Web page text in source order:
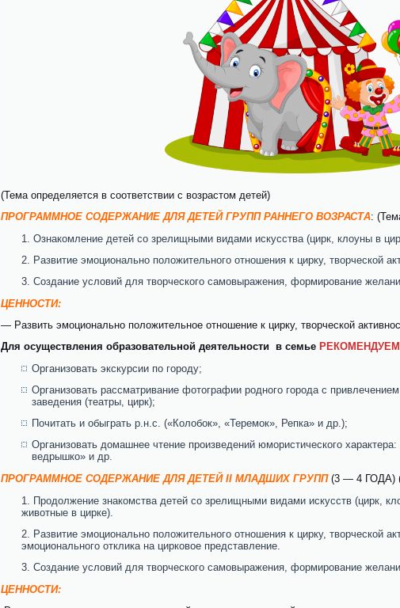
(Тема определяется в соответствии с возрастом детей)
ПРОГРАММНОЕ СОДЕРЖАНИЕ ДЛЯ ДЕТЕЙ ГРУПП РАННЕГО ВОЗРАСТА:
Ознакомление детей со зрелищными видами искусства (цирк, клоуны в
Развитие эмоционально положительного отношения к цирку, творческой
Создание условий для творческого самовыражения, формирование
ЦЕННОСТИ:
— Развить эмоционально положительное отношение к цирку, творческой
Для осуществления образовательной деятельности в семье
Организовать экскурсии по городу;
Организовать рассматривание фотографии родного города с
заведения (театры, цирк);
Почитать и обыграть р.н.с. («Колобок», «Теремок», Репка» и др.);
Организовать домашнее чтение произведений юмористического
ведрышко» и др.
ПРОГРАММНОЕ СОДЕРЖАНИЕ ДЛЯ ДЕТЕЙ II МЛАДШИХ ГРУПП(3 — 4 ГОДА)
Продолжение знакомства детей со зрелищными видами искусств (цирк,
животные в цирке).
Развитие эмоционально положительного отношения к цирку, творческой
эмоционального отклика на цирковое представление.
Создание условий для творческого самовыражения, формирование
ЦЕННОСТИ: